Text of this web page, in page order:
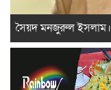
সৈয়দ মনজুরুল ইসলাম।